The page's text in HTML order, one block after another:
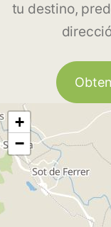
tu destino,
+
−